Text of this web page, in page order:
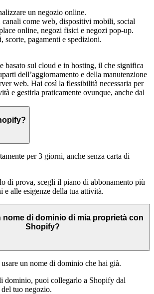
un negozio online.
canali come web, dispositivi mobili, social
online, negozi fisici e negozi pop-up.
scorte, pagamenti e spedizioni.
basato sul cloud e in hosting, il che significa
dell’aggiornamento e della manutenzione
web. Hai così la flessibilità necessaria per
e gestirla praticamente ovunque, anche dal
per 3 giorni, anche senza carta di
di prova, scegli il piano di abbonamento più
e alle esigenze della tua attività.
nome di dominio di mia proprietà con
Shopify?
un nome di dominio che hai già.
dominio, puoi collegarlo a Shopify dal
tuo negozio.